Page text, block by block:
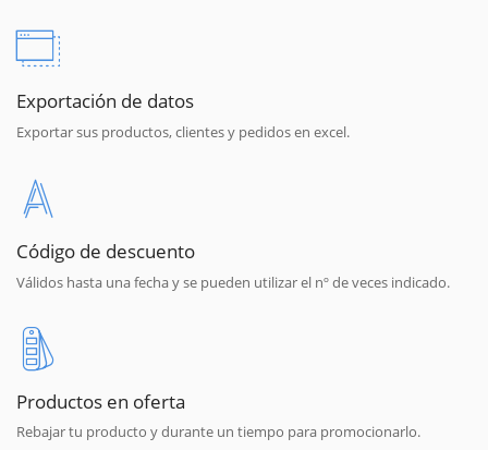
Exportación de datos
Exportar sus productos, clientes y pedidos en excel.
Código de descuento
Válidos hasta una fecha y se pueden utilizar el nº de veces indicado.
Productos en oferta
Rebajar tu producto y durante un tiempo para promocionarlo.